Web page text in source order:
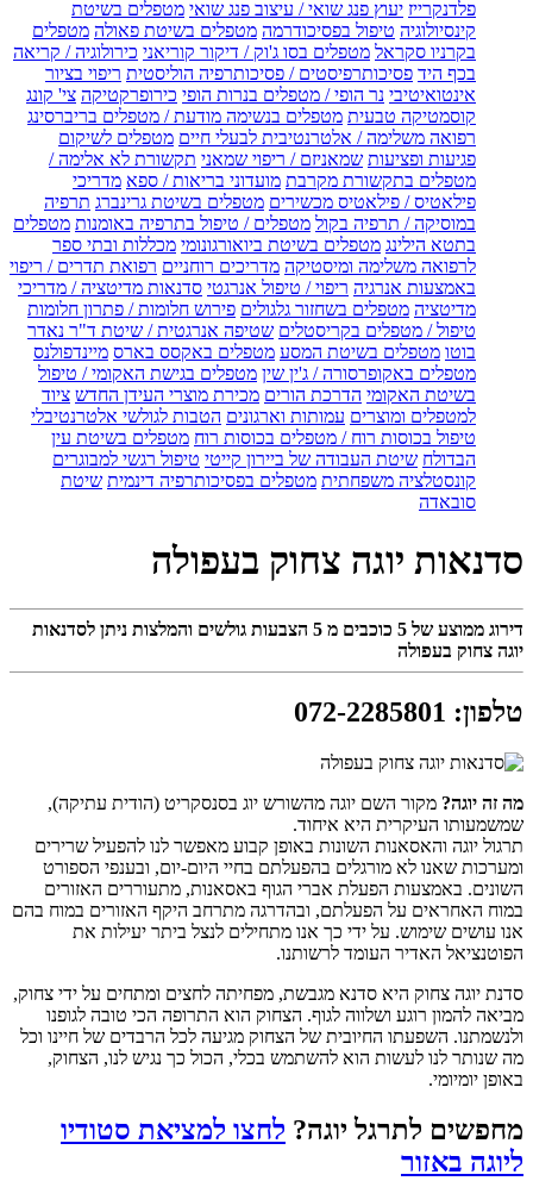
פלדנקרייז יעוץ פנג שואי / עיצוב פנג שואי מטפלים בשיטת
קינסיולוגיה טיפול בפסיכודרמה מטפלים בשיטת פאולה מטפלים
בקרניו סקראל מטפלים בסו ג'וק / דיקור קוריאני כירולוגיה / קריאה
בכף היד פסיכותרפיסטים / פסיכותרפיה הוליסטית ריפוי בציור
אינטואיטיבי נר הופי / מטפלים בנרות הופי כירופרקטיקה צי' קונג
קוסמטיקה טבעית מטפלים בנשימה מודעת / מטפלים בריברסינג
רפואה משלימה / אלטרנטיבית לבעלי חיים מטפלים לשיקום
פגיעות ופציעות שמאניזם / ריפוי שמאני תקשורת לא אלימה /
מטפלים בתקשורת מקרבת מועדוני בריאות / ספא מדריכי
פילאטיס / פילאטיס מכשירים מטפלים בשיטת גרינברג תרפיה
במוסיקה / תרפיה בקול מטפלים / טיפול בתרפיה באומנות מטפלים
בתטא הילינג מטפלים בשיטת ביואורגונומי מכללות ובתי ספר
לרפואה משלימה ומיסטיקה מדריכים רוחניים רפואת תדרים / ריפוי
באמצעות אנרגיה ריפוי / טיפול אנרגטי סדנאות מדיטציה / מדריכי
מדיטציה מטפלים בשחזור גלגולים פירוש חלומות / פתרון חלומות
טיפול / מטפלים בקריסטלים שטיפה אנרגטית / שיטת ד"ר נאדר
בוטו מטפלים בשיטת המסע מטפלים באקסס בארס מיינדפולנס
מטפלים באקופרסורה / ג'ין שין מטפלים בגישת האקומי / טיפול
בשיטת האקומי הדרכת הורים מכירת מוצרי העידן החדש ציוד
למטפלים ומוצרים עמותות וארגונים הטבות לגולשי אלטרנטיבלי
טיפול בכוסות רוח / מטפלים בכוסות רוח מטפלים בשיטת עין
הבדולח שיטת העבודה של ביירון קייטי טיפול רגשי למבוגרים
קונסטלציה משפחתית מטפלים בפסיכותרפיה דינמית שיטת
סובאדה
סדנאות יוגה צחוק בעפולה
דירוג ממוצע של 5 כוכבים מ 5 הצבעות גולשים והמלצות ניתן לסדנאות
יוגה צחוק בעפולה
טלפון:
072-2285801
מה זה יוגה? מקור השם יוגה מהשורש יוג בסנסקריט (הודית עתיקה),
שמשמעותו העיקרית היא איחוד.
תרגול יוגה והאסאנות השונות באופן קבוע מאפשר לנו להפעיל שרירים
ומערכות שאנו לא מורגלים בהפעלתם בחיי היום-יום, ובענפי הספורט
השונים. באמצעות הפעלת אברי הגוף באסאנות, מתעוררים האזורים
במוח האחראים על הפעלתם, ובהדרגה מתרחב היקף האזורים במוח בהם
אנו עושים שימוש. על ידי כך אנו מתחילים לנצל ביתר יעילות את
הפוטנציאל האדיר העומד לרשותנו.
סדנת יוגה צחוק היא סדנא מגבשת, מפחיתה לחצים ומתחים על ידי צחוק,
מביאה להמון רוגע ושלווה לגוף. הצחוק הוא התרופה הכי טובה לגופנו
ולנשמתנו. השפעתו החיובית של הצחוק מגיעה לכל הרבדים של חיינו וכל
מה שנותר לנו לעשות הוא להשתמש בכלי, הכול כך נגיש לנו, הצחוק,
באופן יומיומי.
מחפשים לתרגל יוגה? לחצו למציאת סטודיו
ליוגה באזור